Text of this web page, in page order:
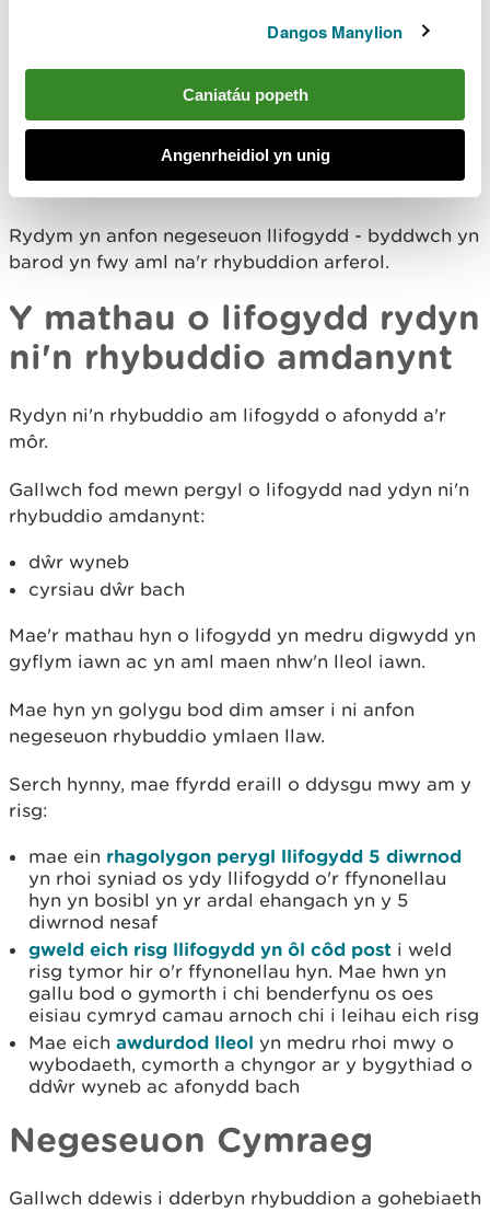
Dangos Manylion
Caniatáu popeth
Angenrheidiol yn unig
derbyn negeseuon llifogydd - byddwch yn barod;
Mae negeseuon llifogydd - byddwch yn barod ar
gael ar gyfer ardaloedd eang ac maen nhw'n gallu
rhoi rhybudd ymlaen llaw am bosibilrwydd
llifogydd.
Rydym yn anfon negeseuon llifogydd - byddwch yn
barod yn fwy aml na'r rhybuddion arferol.
Y mathau o lifogydd rydyn
ni'n rhybuddio amdanynt
Rydyn ni'n rhybuddio am lifogydd o afonydd a'r
môr.
Gallwch fod mewn pergyl o lifogydd nad ydyn ni'n
rhybuddio amdanynt:
dŵr wyneb
cyrsiau dŵr bach
Mae'r mathau hyn o lifogydd yn medru digwydd yn
gyflym iawn ac yn aml maen nhw'n lleol iawn.
Mae hyn yn golygu bod dim amser i ni anfon
negeseuon rhybuddio ymlaen llaw.
Serch hynny, mae ffyrdd eraill o ddysgu mwy am y
risg:
mae ein rhagolygon perygl llifogydd 5 diwrnod
yn rhoi syniad os ydy llifogydd o'r ffynonellau
hyn yn bosibl yn yr ardal ehangach yn y 5
diwrnod nesaf
gweld eich risg llifogydd yn ôl côd post i weld
risg tymor hir o'r ffynonellau hyn. Mae hwn yn
gallu bod o gymorth i chi benderfynu os oes
eisiau cymryd camau arnoch chi i leihau eich risg
Mae eich awdurdod lleol yn medru rhoi mwy o
wybodaeth, cymorth a chyngor ar y bygythiad o
ddŵr wyneb ac afonydd bach
Negeseuon Cymraeg
Gallwch ddewis i dderbyn rhybuddion a gohebiaeth